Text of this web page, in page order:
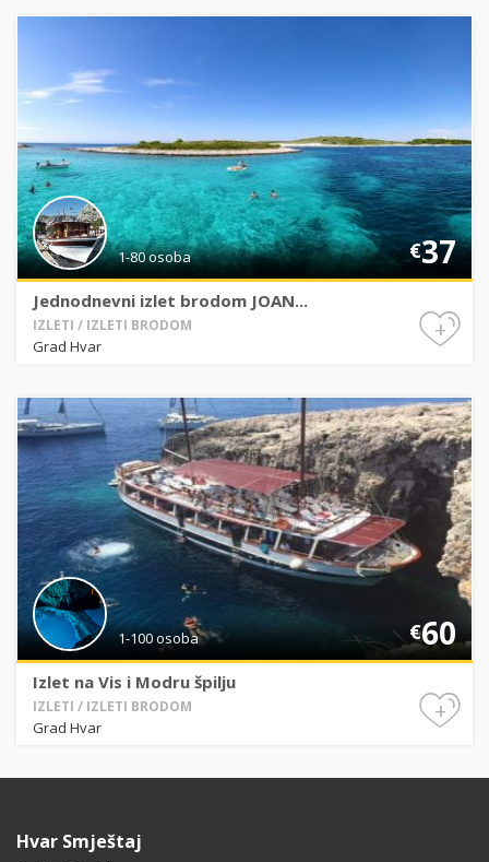
1-80 osoba €37
Jednodnevni izlet brodom JOAN...
IZLETI / IZLETI BRODOM
Grad Hvar
+
1-100 osoba €60
Izlet na Vis i Modru špilju
IZLETI / IZLETI BRODOM
Grad Hvar
+
Hvar Smještaj